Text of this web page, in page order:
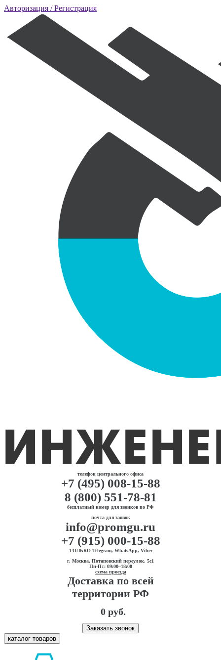
Авторизация / Регистрация
телефон центрального офиса
+7 (495) 008-15-88
8 (800) 551-78-81
бесплатный номер для звонков по РФ
почта для заявок
info@promgu.ru
+7 (915) 000-15-88
ТОЛЬКО Telegram, WhatsApp, Viber
г. Москва, Потаповский переулок, 5с1
Пн-Пт: 09:00–18:00
схема проезда
Доставка по всей
территории РФ
0 руб.
Заказать звонок
каталог товаров